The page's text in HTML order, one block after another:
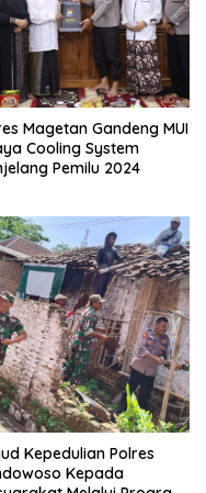
Magetan Gandeng MUI
Cooling System
Pemilu 2024
Kepedulian Polres
Kepada